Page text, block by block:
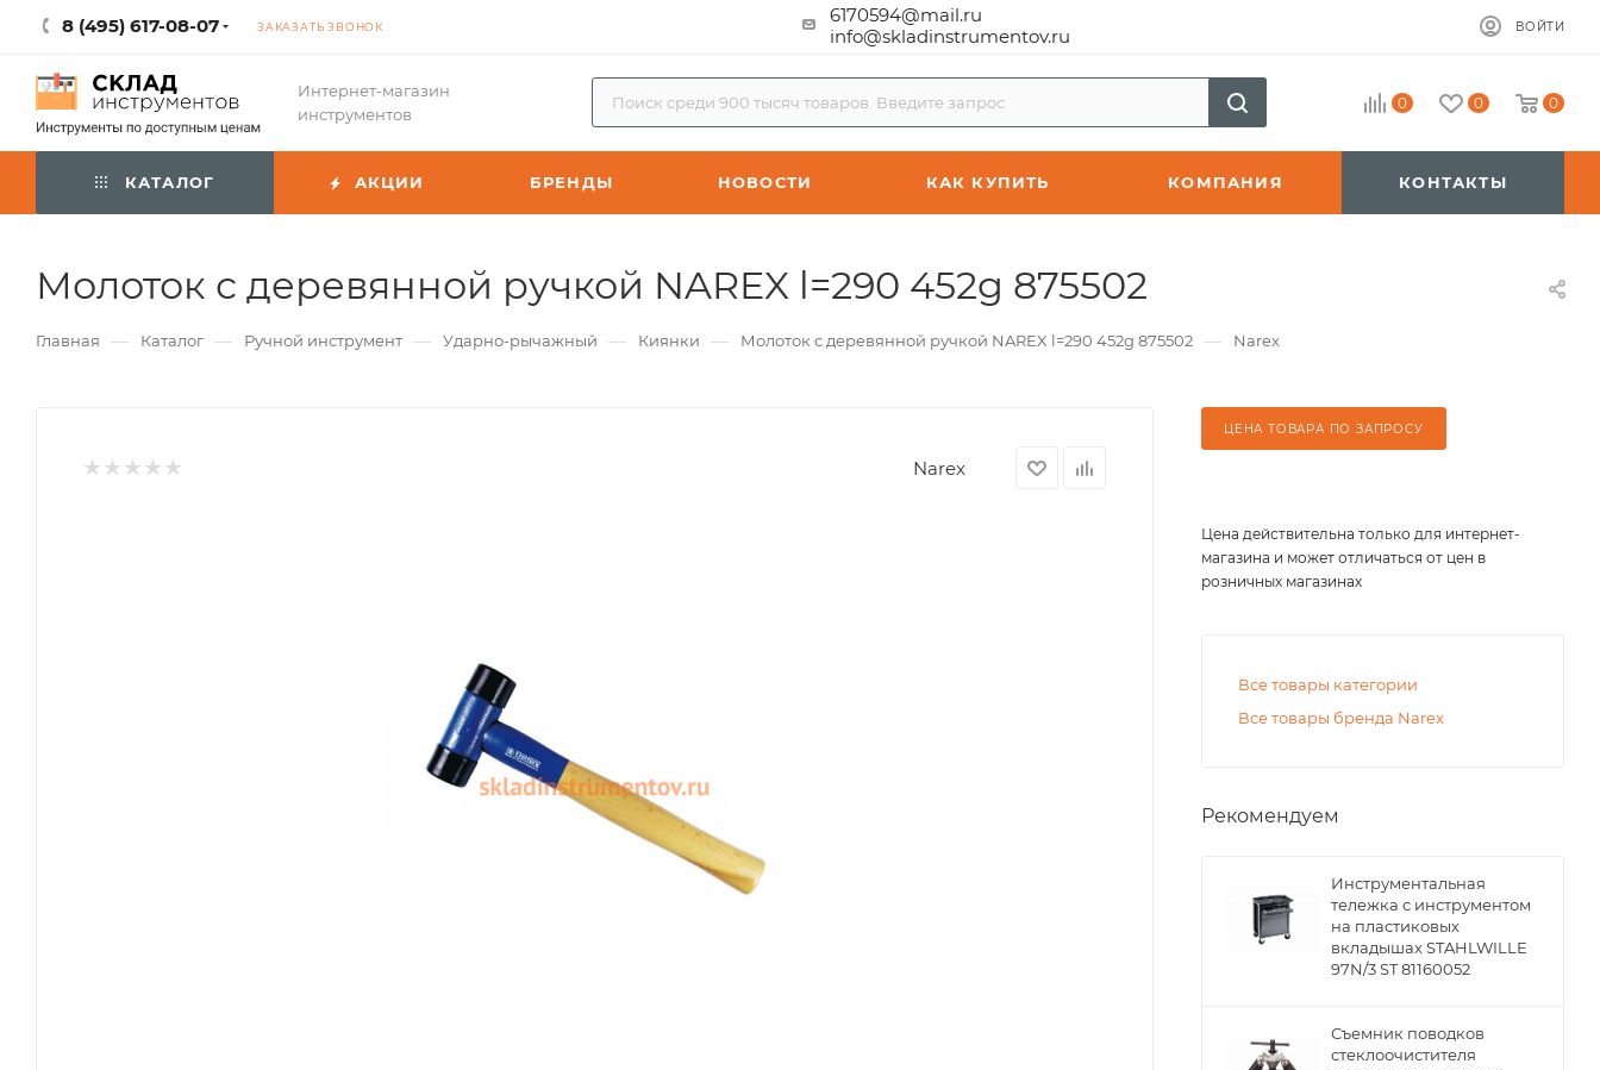
8 (495) 617-08-07 ЗАКАЗАТЬ ЗВОНОК
6170594@mail.ru
info@skladinstrumentov.ru
ВОЙТИ
Интернет-магазин
инструментов
0 0 0
КАТАЛОГ АКЦИИ БРЕНДЫ НОВОСТИ КАК КУПИТЬ КОМПАНИЯ КОНТАКТЫ
Молоток с деревянной ручкой NAREX l=290 452g 875502
Главная — Каталог — Ручной инструмент — Ударно-рычажный — Киянки — Молоток с деревянной ручкой NAREX l=290 452g 875502 — Narex
Narex
ЦЕНА ТОВАРА ПО ЗАПРОСУ
Цена действительна только для интернет-
магазина и может отличаться от цен в
розничных магазинах
Все товары категории
Все товары бренда Narex
Рекомендуем
Инструментальная
тележка с инструментом
на пластиковых
вкладышах STAHLWILLE
97N/3 ST 81160052
Съемник поводков
стеклоочистителя